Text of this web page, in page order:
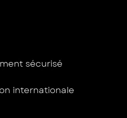
sécurisé
internationale